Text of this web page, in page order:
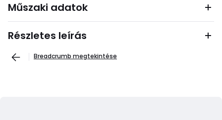
Műszaki adatok
Részletes leírás
Breadcrumb megtekintése